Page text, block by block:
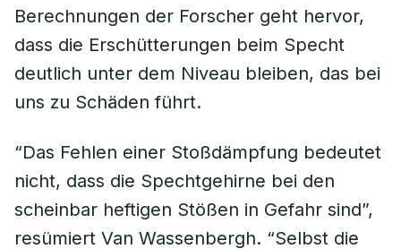
Berechnungen der Forscher geht hervor,
dass die Erschütterungen beim Specht
deutlich unter dem Niveau bleiben, das bei
uns zu Schäden führt.
“Das Fehlen einer Stoßdämpfung bedeutet
nicht, dass die Spechtgehirne bei den
scheinbar heftigen Stößen in Gefahr sind”,
resümiert Van Wassenbergh. “Selbst die